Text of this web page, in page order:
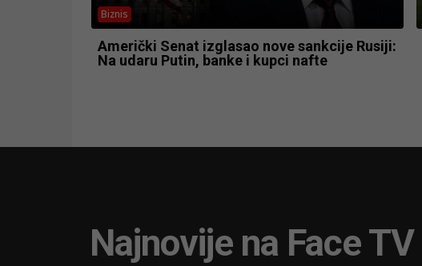
Biznis
Američki Senat izglasao nove sankcije Rusiji:
Na udaru Putin, banke i kupci nafte
Najnovije na Face TV